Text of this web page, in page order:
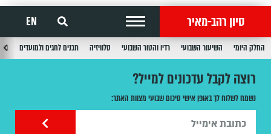
סיון רהב-מאיר EN
החלק היומי השיעור השבועי רדיו והטור השבועי טלוויזיה תכנים לחגים ולמועדים
רוצה לקבל עדכונים למייל?
נשמח לשלוח לך באופן אישי סיכום שבועי מצוות האתר: